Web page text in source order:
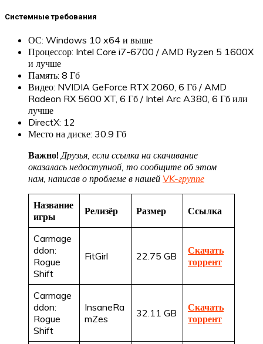
Системные требования
ОС: Windows 10 x64 и выше
Процессор: Intel Core i7-6700 / AMD Ryzen 5 1600X
и лучше
Память: 8 Гб
Видео: NVIDIA GeForce RTX 2060, 6 Гб / AMD
Radeon RX 5600 XT, 6 Гб / Intel Arc A380, 6 Гб или
лучше
DirectX: 12
Место на диске: 30.9 Гб
Важно! Друзья, если ссылка на скачивание
оказалась недоступной, то сообщите об этом
нам, написав о проблеме в нашей VK-группе
Название
игры
Релизёр Размер Ссылка
Carmage
ddon:
Rogue
Shift
FitGirl 22.75 GB
Скачать
торрент
Carmage
ddon:
Rogue
Shift
InsaneRa
mZes
32.11 GB
Скачать
торрент